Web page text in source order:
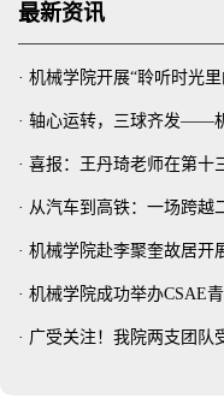
最新资讯
· 机械学院开展“聆听时光
· 轴心运转，三球齐发——
· 喜报：王丹琦老师在第十
· 从汽车到高铁：一场跨越
· 机械学院赴李聚奎故居开
· 机械学院成功举办CSAE
· 广受关注！我院两支团队